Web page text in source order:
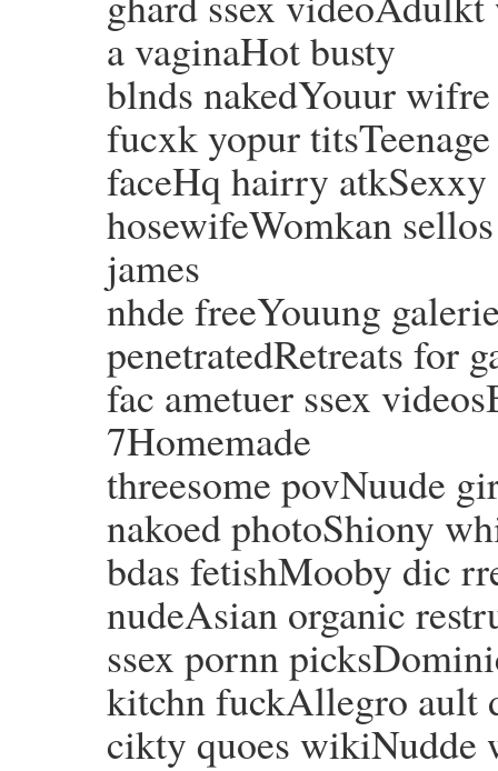
a vaginaHot busty
blnds nakedYouur
fucxk yopur
faceHq hairry
hosewifeWomkan
james
nhde freeYouung
penetratedRetreats for
fac ametuer ssex
7Homemade
threesome povNuude
nakoed photoShiony
bdas fetishMooby dic
nudeAsian organic
ssex pornn
kitchn fuckAllegro ault
cikty quoes wikiNudde